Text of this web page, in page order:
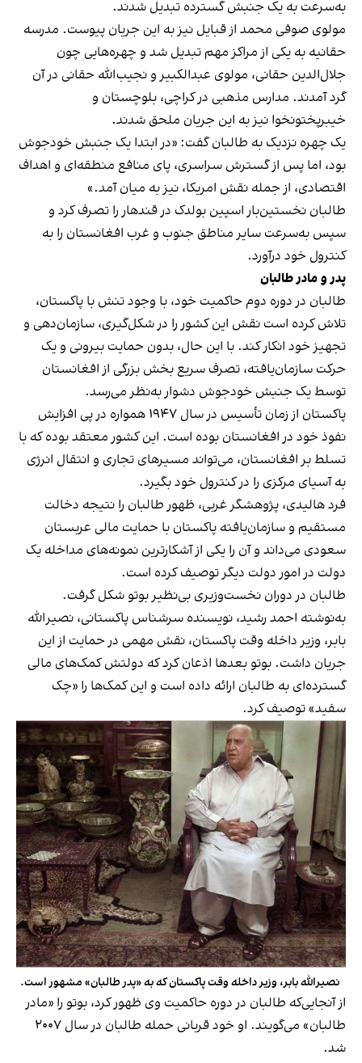
به‌سرعت به یک جنبش گسترده تبدیل شدند.
مولوی صوفی محمد از قبایل نیز به این جریان پیوست. مدرسه
حقانیه به یکی از مراکز مهم تبدیل شد و چهره‌هایی چون
جلال‌الدین حقانی، مولوی عبدالکبیر و نجیب‌الله حقانی در آن
گرد آمدند. مدارس مذهبی در کراچی، بلوچستان و
خیبرپختونخوا نیز به این جریان ملحق شدند.
یک چهره نزدیک به طالبان گفت: «در ابتدا یک جنبش خودجوش
بود، اما پس از گسترش سراسری، پای منافع منطقه‌ای و اهداف
اقتصادی، از جمله نقش امریکا، نیز به میان آمد.»
طالبان نخستین‌بار اسپین بولدک در قندهار را تصرف کرد و
سپس به‌سرعت سایر مناطق جنوب و غرب افغانستان را به
کنترول خود درآورد.
پدر و مادر طالبان
طالبان در دوره دوم حاکمیت خود، با وجود تنش با پاکستان،
تلاش کرده است نقش این کشور را در شکل‌گیری، سازمان‌دهی و
تجهیز خود انکار کند. با این حال، بدون حمایت بیرونی و یک
حرکت سازمان‌یافته، تصرف سریع بخش بزرگی از افغانستان
توسط یک جنبش خودجوش دشوار به‌نظر می‌رسد.
پاکستان از زمان تأسیس در سال ۱۹۴۷ همواره در پی افزایش
نفوذ خود در افغانستان بوده است. این کشور معتقد بوده که با
تسلط بر افغانستان، می‌تواند مسیرهای تجاری و انتقال انرژی
به آسیای مرکزی را در کنترول خود بگیرد.
فرد هالیدی، پژوهشگر غربی، ظهور طالبان را نتیجه دخالت
مستقیم و سازمان‌یافته پاکستان با حمایت مالی عربستان
سعودی می‌داند و آن را یکی از آشکارترین نمونه‌های مداخله یک
دولت در امور دولت دیگر توصیف کرده است.
طالبان در دوران نخست‌وزیری بی‌نظیر بوتو شکل گرفت.
به‌نوشته احمد رشید، نویسنده سرشناس پاکستانی، نصیرالله
بابر، وزیر داخله وقت پاکستان، نقش مهمی در حمایت از این
جریان داشت. بوتو بعدها اذعان کرد که دولتش کمک‌های مالی
گسترده‌ای به طالبان ارائه داده است و این کمک‌ها را «چک
سفید» توصیف کرد.
نصیرالله بابر، وزیر داخله وقت پاکستان که به «پدر طالبان» مشهور است.
از آنجایی‌که طالبان در دوره حاکمیت وی ظهور کرد، بوتو را «مادر
طالبان» می‌گویند. او خود قربانی حمله طالبان در سال ۲۰۰۷
شد.